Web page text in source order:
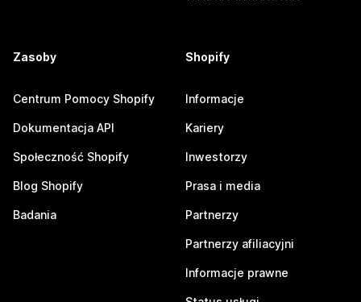
Zasoby
Centrum Pomocy Shopify
Dokumentacja API
Społeczność Shopify
Blog Shopify
Badania
Shopify
Informacje
Kariery
Inwestorzy
Prasa i media
Partnerzy
Partnerzy afiliacyjni
Informacje prawne